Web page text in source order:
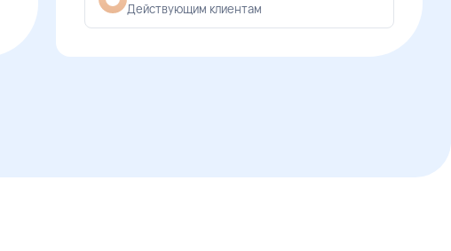
Действующим клиентам